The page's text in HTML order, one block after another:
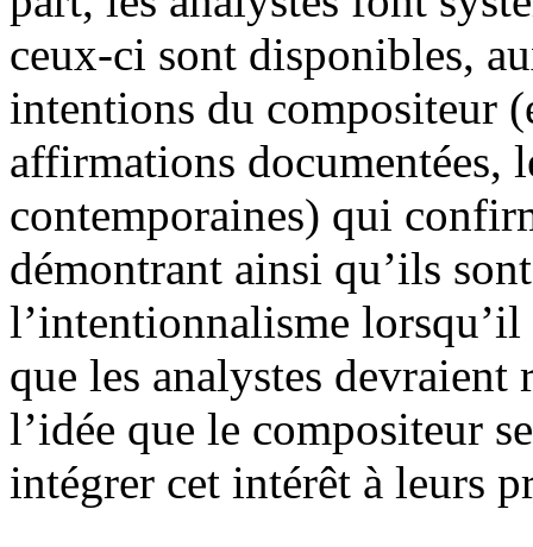
ceux-ci sont disponibles,
intentions du compositeur
affirmations documentées,
contemporaines) qui
démontrant ainsi qu’ils
l’intentionnalisme
que les analystes
l’idée que le compositeur
intégrer cet intérêt à leurs